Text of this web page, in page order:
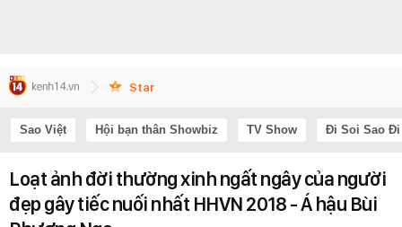
Star
Sao Việt Hội bạn thân Showbiz TV Show Đi Soi Sao Đi
Loạt ảnh đời thường xinh ngất ngây của người
đẹp gây tiếc nuối nhất HHVN 2018 - Á hậu Bùi